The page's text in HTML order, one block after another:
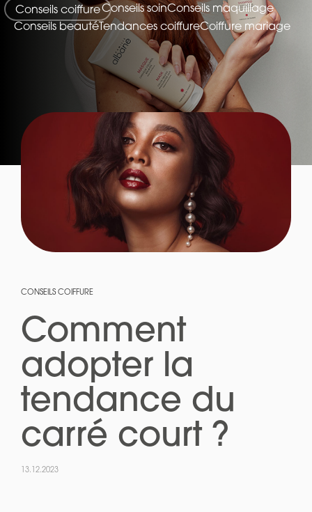
Conseils coiffureConseils soinConseils maquillage
Conseils beautéTendances coiffureCoiffure mariage
CONSEILS COIFFURE
Comment
adopter la
tendance du
carré court ?
13.12.2023